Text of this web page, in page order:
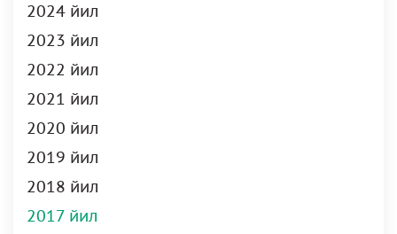
2024 йил
2023 йил
2022 йил
2021 йил
2020 йил
2019 йил
2018 йил
2017 йил